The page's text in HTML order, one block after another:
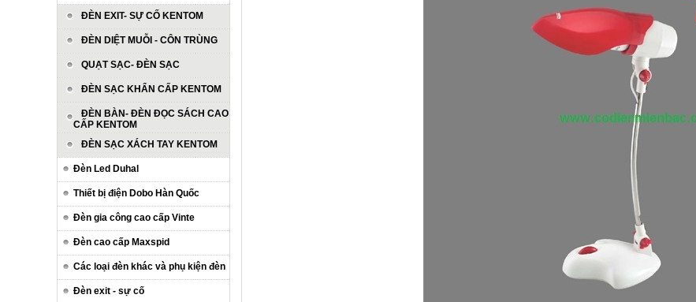
ĐÈN EXIT- SỰ CỐ KENTOM
ĐÈN DIỆT MUỖI - CÔN TRÙNG
QUẠT SẠC- ĐÈN SẠC
ĐÈN SẠC KHẨN CẤP KENTOM
ĐÈN BÀN- ĐÈN ĐỌC SÁCH CAO
CẤP KENTOM
ĐÈN SẠC XÁCH TAY KENTOM
Đèn Led Duhal
Thiết bị điện Dobo Hàn Quốc
Đèn gia công cao cấp Vinte
Đèn cao cấp Maxspid
Các loại đèn khác và phụ kiện đèn
Đèn exit - sự cố